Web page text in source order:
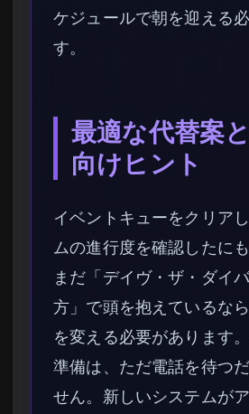
ケジュールで朝を迎える
す。
最適な代替案
向けヒント
イベントキューをクリア
ムの進行度を確認したにも
まだ「デイヴ・ザ・ダイ
方」で頭を抱えているな
を変える必要があります
準備は、ただ電話を待つ
せん。新しいシステムが